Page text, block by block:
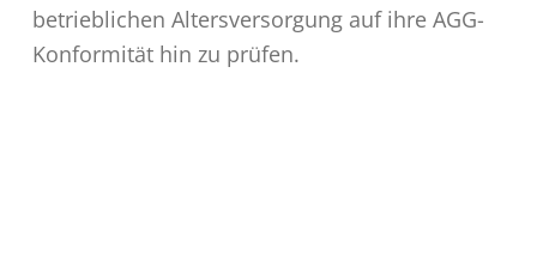
betrieblichen Altersversorgung auf ihre AGG-
Konformität hin zu prüfen.